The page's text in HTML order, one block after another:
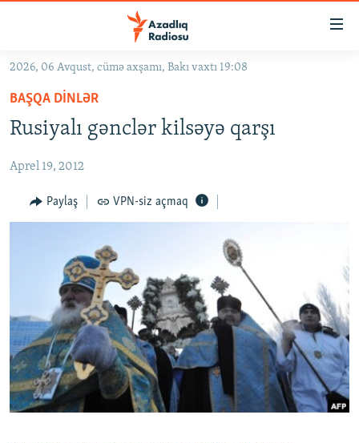
Əsas
qayıt
Əsas
naviqasiyaya
qayıt
GÜNDƏM
KORRUPSIOMETR
#ƏSLINDƏ
FƏRQƏ BAX
ARAŞDIRMA
MULTIMEDIA
VIDEO
FOTOQALEREYA
İNFOQRAFIKA
KARIKATURA
RADIO ARXIV
OXU ZALI
AZƏRBAYCAN ƏDƏBIYYATI KITABXANASI
İSLAM VƏ DEMOKRATIYA
HAQQIMIZDA
MISSIYAMIZ
PEŞƏ ETIKASI VƏ JURNALISTIKA STANDARTLARIMIZ
BIZI IZLƏ
2026, 06 Avqust, cümə axşamı, Bakı vaxtı 19:08
BAŞQA DINLƏR
Rusiyalı gənclər kilsəyə qarşı
Aprel 19, 2012
Paylaş VPN-siz açmaq